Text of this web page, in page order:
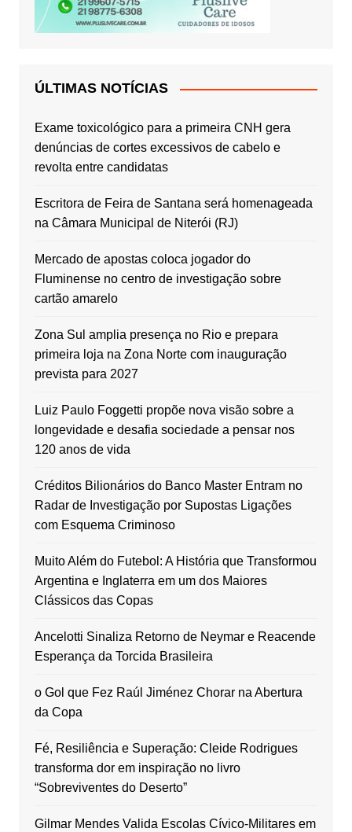
ÚLTIMAS NOTÍCIAS
Exame toxicológico para a primeira CNH gera
denúncias de cortes excessivos de cabelo e
revolta entre candidatas
Escritora de Feira de Santana será homenageada
na Câmara Municipal de Niterói (RJ)
Mercado de apostas coloca jogador do
Fluminense no centro de investigação sobre
cartão amarelo
Zona Sul amplia presença no Rio e prepara
primeira loja na Zona Norte com inauguração
prevista para 2027
Luiz Paulo Foggetti propõe nova visão sobre a
longevidade e desafia sociedade a pensar nos
120 anos de vida
Créditos Bilionários do Banco Master Entram no
Radar de Investigação por Supostas Ligações
com Esquema Criminoso
Muito Além do Futebol: A História que Transformou
Argentina e Inglaterra em um dos Maiores
Clássicos das Copas
Ancelotti Sinaliza Retorno de Neymar e Reacende
Esperança da Torcida Brasileira
o Gol que Fez Raúl Jiménez Chorar na Abertura
da Copa
Fé, Resiliência e Superação: Cleide Rodrigues
transforma dor em inspiração no livro
“Sobreviventes do Deserto”
Gilmar Mendes Valida Escolas Cívico-Militares em